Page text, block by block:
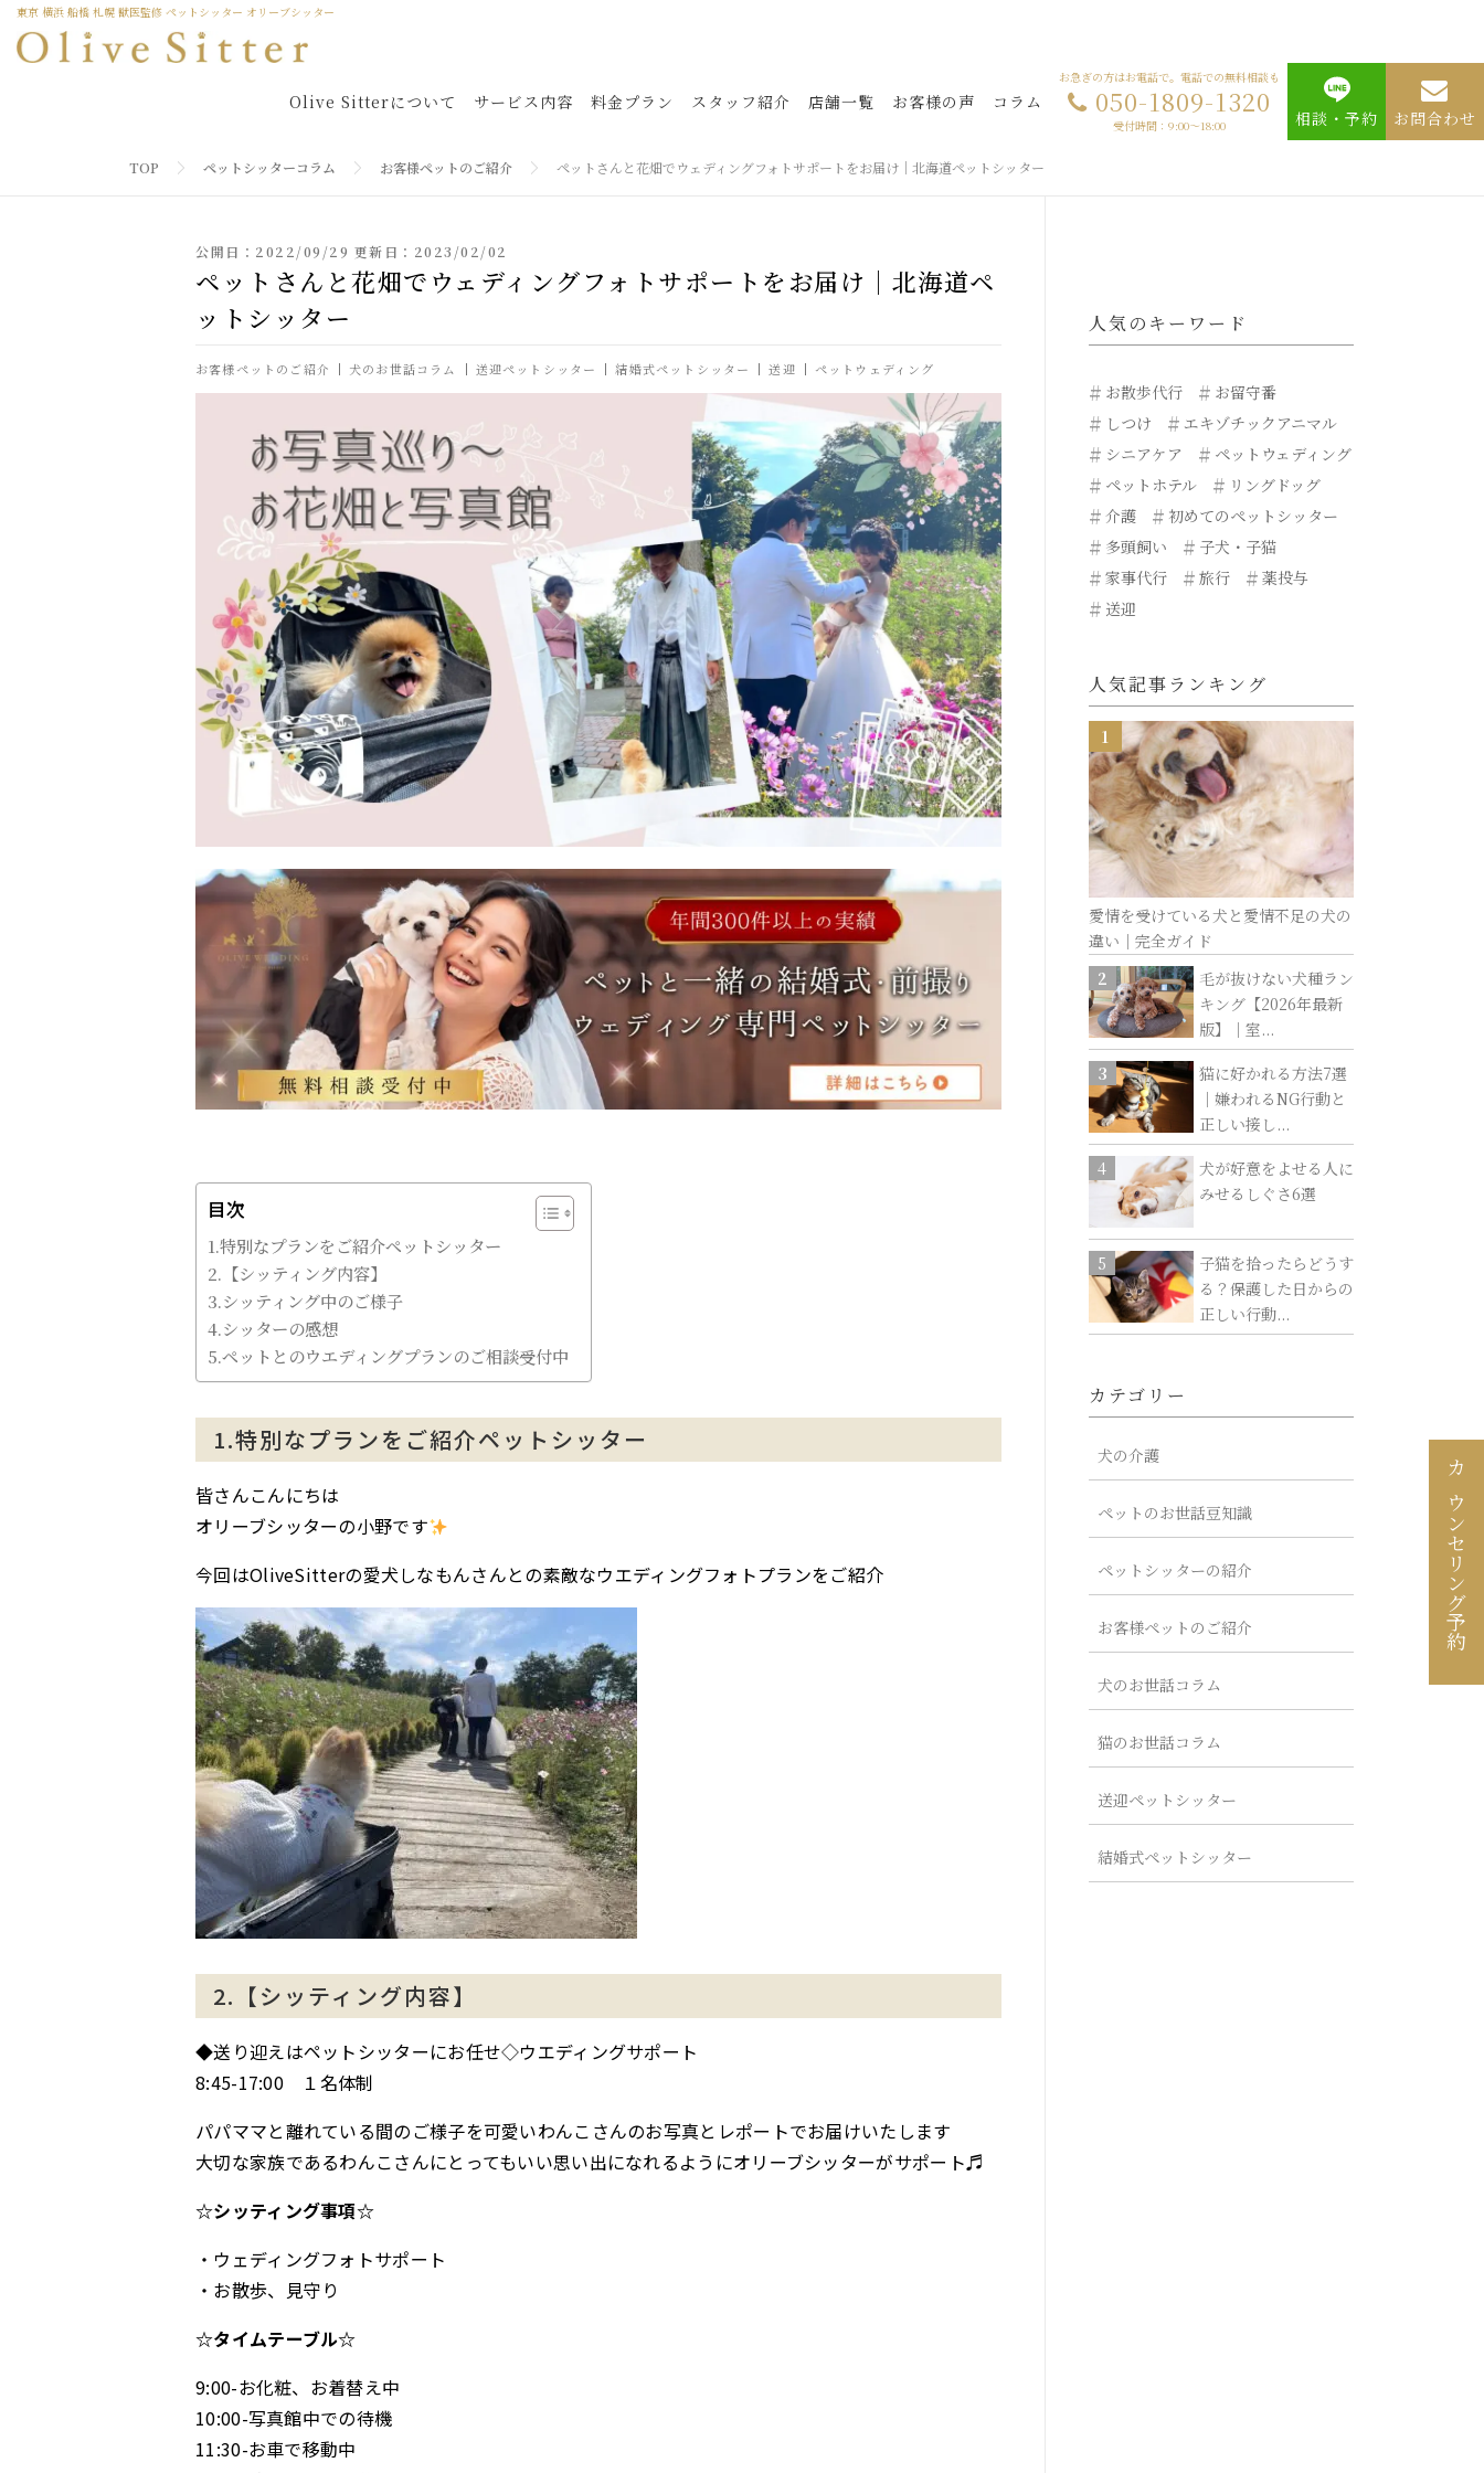
東京 横浜 船橋 札幌 獣医監修 ペットシッター オリーブシッター
Olive Sitterについて サービス内容 料金プラン スタッフ紹介 店舗一覧 お客様の声 コラム
お急ぎの方はお電話で。電話での無料相談も
050-1809-1320
受付時間：9:00～18:00 相談・予約 お問合わせ
TOP ペットシッターコラム お客様ペットのご紹介 ペットさんと花畑でウェディングフォトサポートをお届け｜北海道ペットシッター
公開日：2022/09/29 更新日：2023/02/02
ペットさんと花畑でウェディングフォトサポートをお届け｜北海道ペ
ットシッター
お客様ペットのご紹介 犬のお世話コラム 送迎ペットシッター 結婚式ペットシッター 送迎 ペットウェディング
目次
1.特別なプランをご紹介ペットシッター
2.【シッティング内容】
3.シッティング中のご様子
4.シッターの感想
5.ペットとのウエディングプランのご相談受付中
1.特別なプランをご紹介ペットシッター
皆さんこんにちは
オリーブシッターの小野です
今回はOliveSitterの愛犬しなもんさんとの素敵なウエディングフォトプランをご紹介
2.【シッティング内容】
◆送り迎えはペットシッターにお任せ◇ウエディングサポート
8:45-17:00 １名体制
パパママと離れている間のご様子を可愛いわんこさんのお写真とレポートでお届けいたします
大切な家族であるわんこさんにとってもいい思い出になれるようにオリーブシッターがサポート♬
☆シッティング事項☆
・ウェディングフォトサポート
・お散歩、見守り
☆タイムテーブル☆
9:00-お化粧、お着替え中
10:00-写真館中での待機
11:30-お車で移動中
人気のキーワード
お散歩代行
お留守番
しつけ
エキゾチックアニマル
シニアケア
ペットウェディング
ペットホテル
リングドッグ
介護
初めてのペットシッター
多頭飼い
子犬・子猫
家事代行
旅行
薬投与
送迎
人気記事ランキング
愛情を受けている犬と愛情不足の犬の
違い｜完全ガイド
毛が抜けない犬種ラン
キング【2026年最新
版】｜室...
猫に好かれる方法7選
｜嫌われるNG行動と
正しい接し...
犬が好意をよせる人に
みせるしぐさ6選
子猫を拾ったらどうす
る？保護した日からの
正しい行動...
カテゴリー
犬の介護
ペットのお世話豆知識
ペットシッターの紹介
お客様ペットのご紹介
犬のお世話コラム
猫のお世話コラム
送迎ペットシッター
結婚式ペットシッター
カウンセリング予約